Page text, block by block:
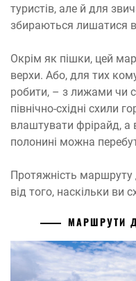
туристів, але й для
збираються лишатися в
Окрім як пішки, цей
верхи. Або, для тих
робити, – з лижами чи
північно-східні схили
влаштувати фрірайд, а
полонині можна
Протяжність
від того, наскільки ви
МАРШРУТИ